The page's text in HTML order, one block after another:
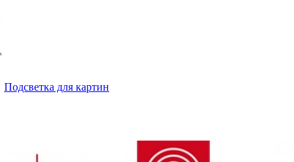
Подсветка для картин